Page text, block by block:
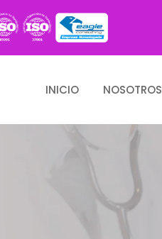
INICIO NOSOTROS